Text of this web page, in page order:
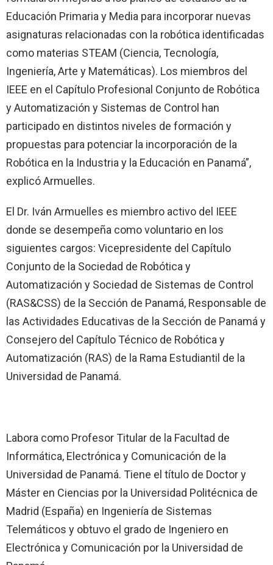
Educación Primaria y Media para incorporar nuevas
asignaturas relacionadas con la robótica identificadas
como materias STEAM (Ciencia, Tecnología,
Ingeniería, Arte y Matemáticas). Los miembros del
IEEE en el Capítulo Profesional Conjunto de Robótica
y Automatización y Sistemas de Control han
participado en distintos niveles de formación y
propuestas para potenciar la incorporación de la
Robótica en la Industria y la Educación en Panamá”,
explicó Armuelles.
El Dr. Iván Armuelles es miembro activo del IEEE
donde se desempeña como voluntario en los
siguientes cargos: Vicepresidente del Capítulo
Conjunto de la Sociedad de Robótica y
Automatización y Sociedad de Sistemas de Control
(RAS&CSS) de la Sección de Panamá, Responsable de
las Actividades Educativas de la Sección de Panamá y
Consejero del Capítulo Técnico de Robótica y
Automatización (RAS) de la Rama Estudiantil de la
Universidad de Panamá.
Labora como Profesor Titular de la Facultad de
Informática, Electrónica y Comunicación de la
Universidad de Panamá. Tiene el título de Doctor y
Máster en Ciencias por la Universidad Politécnica de
Madrid (España) en Ingeniería de Sistemas
Telemáticos y obtuvo el grado de Ingeniero en
Electrónica y Comunicación por la Universidad de